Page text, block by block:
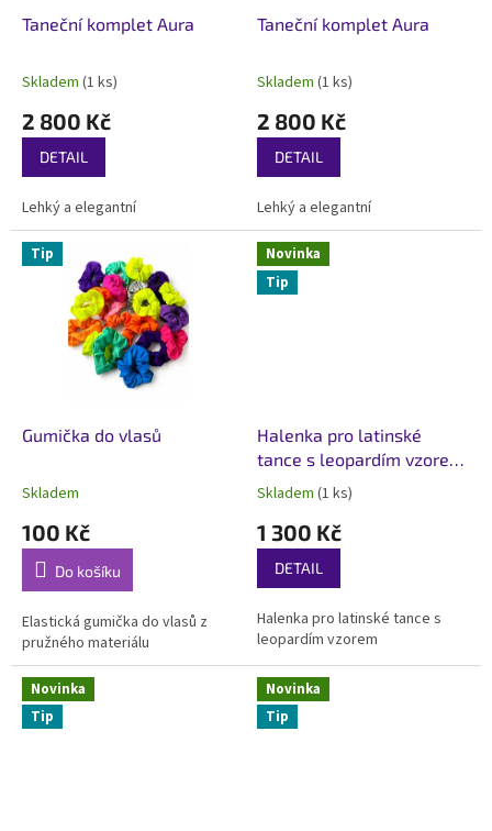
Taneční komplet Aura
Průměrné
produktu
5
hvězdiček.
Skladem (1 ks)
2 800 Kč
DETAIL
Lehký a elegantní
Taneční komplet Aura
Průměrné
produktu
5
hvězdiček.
Skladem (1 ks)
2 800 Kč
DETAIL
Lehký a elegantní
Tip
Gumička do vlasů
Průměrné
produktu
5,0
5
hvězdiček.
Skladem
100 Kč
Do košíku
Elastická gumička do vlasů z
pružného materiálu
Novinka
Tip
Halenka pro latinské
tance s leopardím vzorem
Bagira
Průměrné
produktu
5
hvězdiček.
Skladem (1 ks)
1 300 Kč
DETAIL
Halenka pro latinské tance s
leopardím vzorem
Novinka
Tip
Novinka
Tip